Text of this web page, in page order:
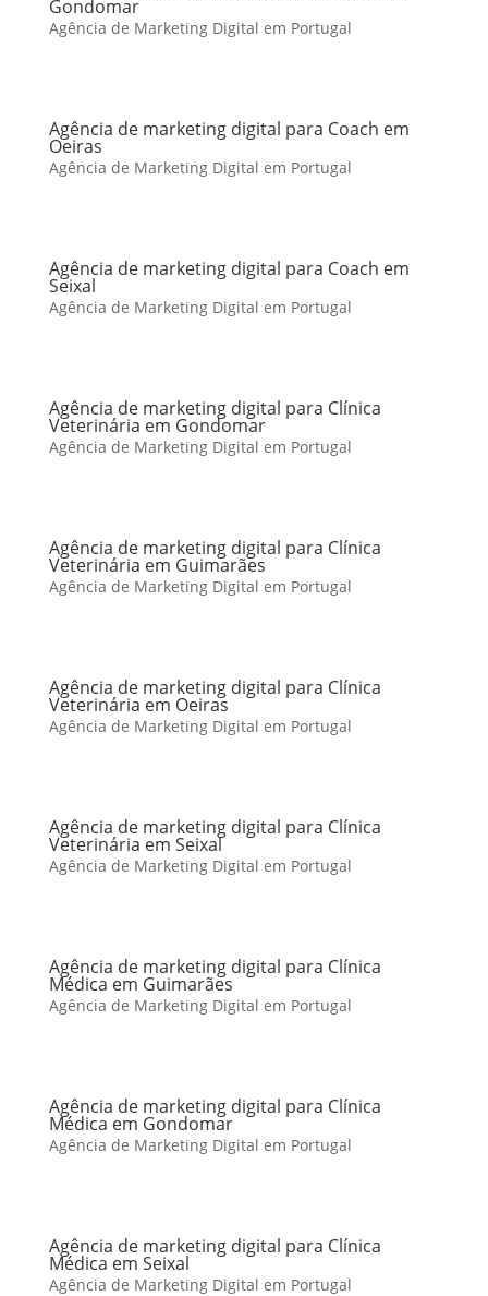
Gondomar
Agência de Marketing Digital em Portugal
Agência de marketing digital para Coach em
Oeiras
Agência de Marketing Digital em Portugal
Agência de marketing digital para Coach em
Seixal
Agência de Marketing Digital em Portugal
Agência de marketing digital para Clínica
Veterinária em Gondomar
Agência de Marketing Digital em Portugal
Agência de marketing digital para Clínica
Veterinária em Guimarães
Agência de Marketing Digital em Portugal
Agência de marketing digital para Clínica
Veterinária em Oeiras
Agência de Marketing Digital em Portugal
Agência de marketing digital para Clínica
Veterinária em Seixal
Agência de Marketing Digital em Portugal
Agência de marketing digital para Clínica
Médica em Guimarães
Agência de Marketing Digital em Portugal
Agência de marketing digital para Clínica
Médica em Gondomar
Agência de Marketing Digital em Portugal
Agência de marketing digital para Clínica
Médica em Seixal
Agência de Marketing Digital em Portugal